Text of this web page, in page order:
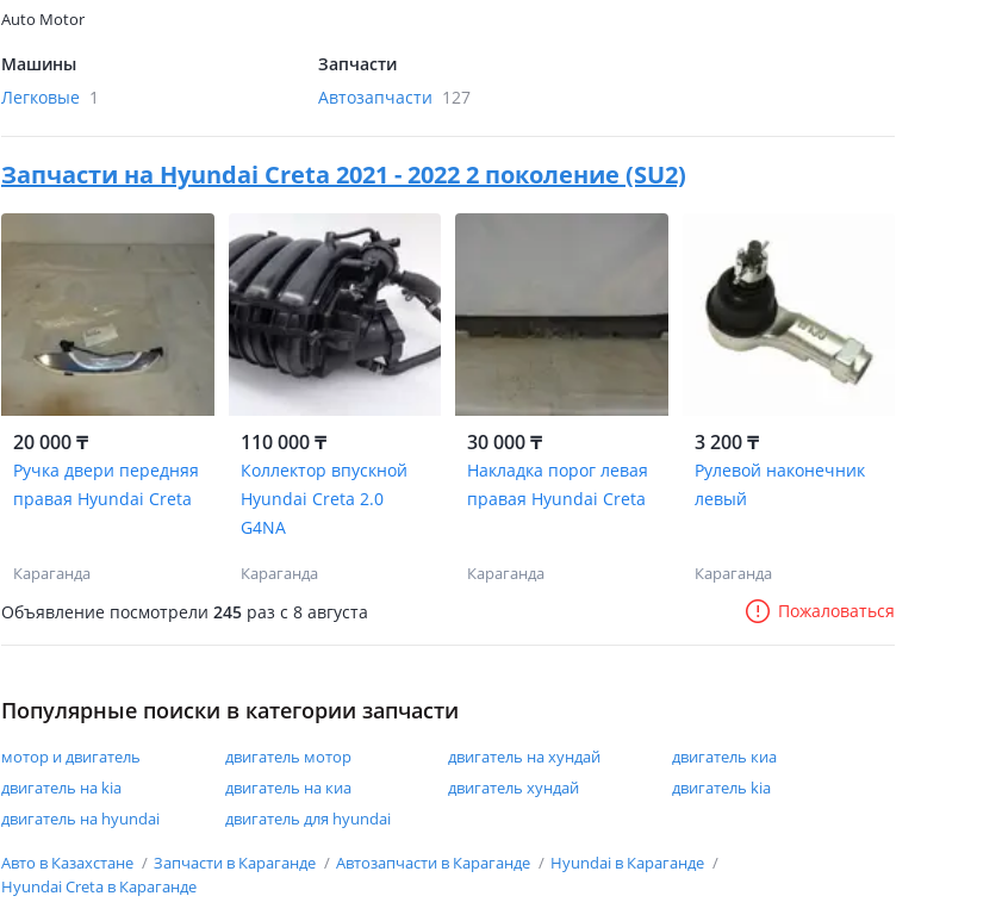
Auto Motor
Машины
Легковые 1
Запчасти
Автозапчасти 127
Запчасти на Hyundai Creta 2021 - 2022 2 поколение (SU2)
20 000 ₸
Ручка двери передняя
правая Hyundai Creta
Караганда
110 000 ₸
Коллектор впускной
Hyundai Creta 2.0
G4NA
Караганда
30 000 ₸
Накладка порог левая
правая Hyundai Creta
Караганда
3 200 ₸
Рулевой наконечник
левый
Караганда
Объявление посмотрели 245 раз c 8 августа Пожаловаться
Популярные поиски в категории запчасти
мотор и двигатель двигатель мотор двигатель на хундай
двигатель киа
двигатель на kia
двигатель на киа двигатель хундай
двигатель kia
двигатель на hyundai
двигатель для hyundai
Авто в Казахстане Запчасти в Караганде Автозапчасти в Караганде
Hyundai в Караганде
Hyundai Creta в Караганде